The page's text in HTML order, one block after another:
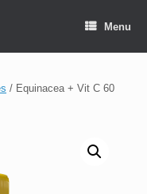
Menu
/ Equinacea + Vit C 60